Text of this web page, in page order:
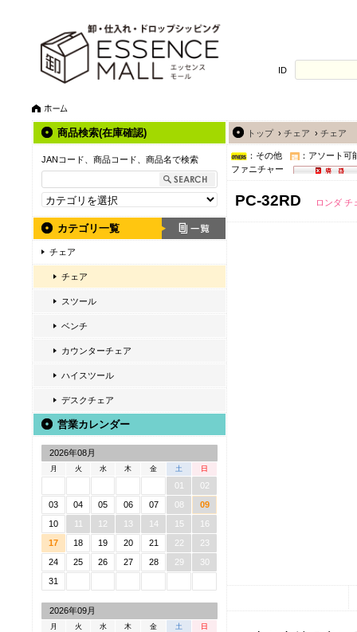
ID
商品検索(在庫確認)
JANコード、商品コード、商品名で検索
カテゴリ一覧
チェア
チェア
スツール
ベンチ
カウンターチェア
ハイスツール
デスクチェア
営業カレンダー
2026年08月
月 火 水 木 金 土 日
01
02
03
04 05 06 07 08
09
10
11 12 13 14 15
16
17
18 19 20 21 22
23
24
25 26 27 28 29
30
31
2026年09月
月 火 水 木 金 土 日
トップ› チェア › チェア
：その他
：アソート可
ファニチャー
PC-32RD ロンダ チ